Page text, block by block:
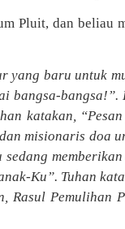
Pluit, dan beliau
yang baru untuk
bangsa-bangsa!”.
katakan,
misionaris doa
Ku”. Tuhan
Rasul Pemulihan